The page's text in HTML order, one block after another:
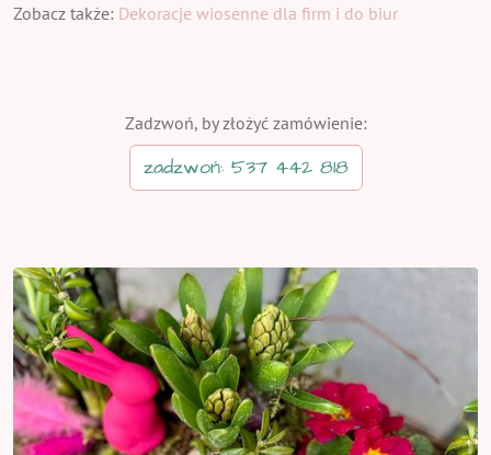
Zobacz także: Dekoracje wiosenne dla firm i do biur
Zadzwoń, by złożyć zamówienie:
zadzwoń: 537 442 818